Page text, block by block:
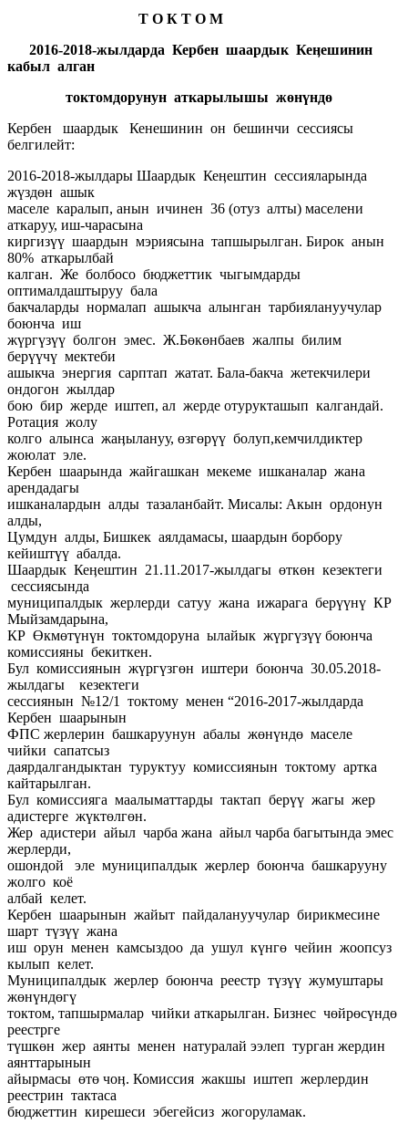
Т О К Т О М
2016-2018-жылдарда Кербен шаардык Кеӊешинин
кабыл алган
токтомдорунун аткарылышы жөнүндө
Кербен шаардык Кенешинин он бешинчи сессиясы
белгилейт:
2016-2018-жылдары Шаардык Кеӊештин сессияларында
жүздөн ашык
маселе каралып, анын ичинен 36 (отуз алты) маселени
аткаруу, иш-чарасына
киргизүү шаардын мэриясына тапшырылган. Бирок анын
80% аткарылбай
калган. Же болбосо бюджеттик чыгымдарды
оптималдаштыруу бала
бакчаларды нормалап ашыкча алынган тарбиялануучулар
боюнча иш
жүргүзүү болгон эмес. Ж.Бөкөнбаев жалпы билим
берүүчү мектеби
ашыкча энергия сарптап жатат. Бала-бакча жетекчилери
ондогон жылдар
бою бир жерде иштеп, ал жерде отурукташып калгандай.
Ротация жолу
колго алынса жаӊылануу, өзгөрүү болуп,кемчилдиктер
жоюлат эле.
Кербен шаарында жайгашкан мекеме ишканалар жана
арендадагы
ишканалардын алды тазаланбайт. Мисалы: Акын ордонун
алды,
Цумдун алды, Бишкек аялдамасы, шаардын борбору
кейиштүү абалда.
Шаардык Кеӊештин 21.11.2017-жылдагы өткөн кезектеги
сессиясында
муниципалдык жерлерди сатуу жана ижарага берүүнү КР
Мыйзамдарына,
КР Өкмөтүнүн токтомдоруна ылайык жүргүзүү боюнча
комиссияны бекиткен.
Бул комиссиянын жүргүзгөн иштери боюнча 30.05.2018-
жылдагы кезектеги
сессиянын №12/1 токтому менен “2016-2017-жылдарда
Кербен шаарынын
ФПС жерлерин башкаруунун абалы жөнүндө маселе
чийки сапатсыз
даярдалгандыктан туруктуу комиссиянын токтому артка
кайтарылган.
Бул комиссияга маалыматтарды тактап берүү жагы жер
адистерге жүктөлгөн.
Жер адистери айыл чарба жана айыл чарба багытында эмес
жерлерди,
ошондой эле муниципалдык жерлер боюнча башкарууну
жолго коё
албай келет.
Кербен шаарынын жайыт пайдалануучулар бирикмесине
шарт түзүү жана
иш орун менен камсыздоо да ушул күнгө чейин жоопсуз
кылып келет.
Муниципалдык жерлер боюнча реестр түзүү жумуштары
жөнүндөгү
токтом, тапшырмалар чийки аткарылган. Бизнес чөйрөсүндө
реестрге
түшкөн жер аянты менен натуралай ээлеп турган жердин
аянттарынын
айырмасы өтө чоӊ. Комиссия жакшы иштеп жерлердин
реестрин тактаса
бюджеттин кирешеси эбегейсиз жогоруламак.